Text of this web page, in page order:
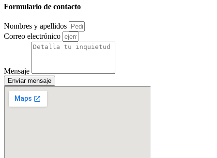
Formulario de contacto
Nombres y apellidos
Correo electrónico
Mensaje
Enviar mensaje